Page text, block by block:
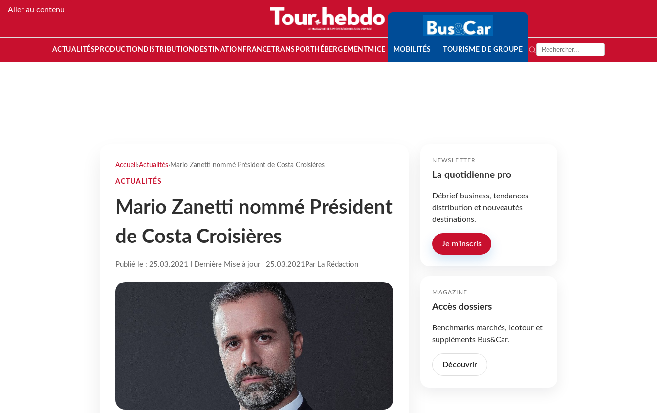
Aller au contenu
ACTUALITÉS PRODUCTION DISTRIBUTION DESTINATION FRANCETRANSPORT HÉBERGEMENTMICE MOBILITÉS TOURISME DE GROUPE
Accueil ›Actualités› Mario Zanetti nommé Président de Costa Croisières
ACTUALITÉS
Mario Zanetti nommé Président
de Costa Croisières
Publié le : 25.03.2021 I Dernière Mise à jour : 25.03.2021 Par La Rédaction
NEWSLETTER
La quotidienne pro
Débrief business, tendances
distribution et nouveautés
destinations.
Je m'inscris
MAGAZINE
Accès dossiers
Benchmarks marchés, Icotour et
suppléments Bus&Car.
Découvrir